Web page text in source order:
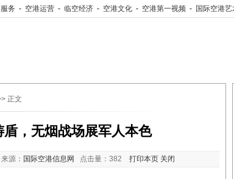
务 - 空港运营 - 临空经济 - 空港文化 - 空港第一视频 - 国际空港
正文
，无烟战场展军人本色
源： 国际空港信息网 点击量： 382 打印本页 关闭